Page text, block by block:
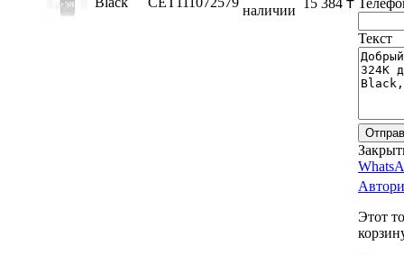
наличии
15 384 ₸
Текст
Этот